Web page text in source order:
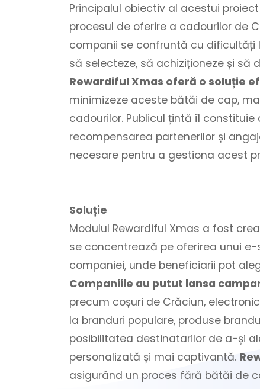
Principalul obiectiv al acestui
procesul de oferire a cadourilor de
companii se confruntă cu
să selecteze, să achiziționeze și să
Rewardiful Xmas oferă o soluție
minimizeze aceste bătăi de cap,
cadourilor. Publicul țintă îl
recompensarea partenerilor și
necesare pentru a gestiona acest
Soluție
Modulul Rewardiful Xmas a fost
se concentrează pe oferirea unui
companiei, unde beneficiarii pot
Companiile au putut lansa
precum coșuri de Crăciun,
la branduri populare, produse
posibilitatea destinatarilor de a-și
personalizată și mai captivantă.
asigurând un proces fără bătăi de